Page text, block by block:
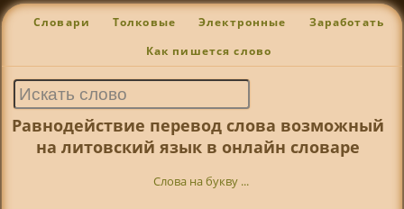
Словари Толковые Электронные Заработать
Как пишется слово
Равнодействие перевод слова возможный
на литовский язык в онлайн словаре
Слова на букву ...